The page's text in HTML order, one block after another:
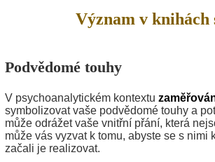
Význam v knihách
Podvědomé touhy
V psychoanalytickém kontextu
symbolizovat vaše podvědomé touhy a
může odrážet vaše vnitřní přání, která
může vás vyzvat k tomu, abyste se s nimi
začali je realizovat.